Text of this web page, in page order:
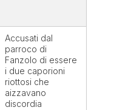
Accusati dal
parroco di
Fanzolo di essere
i due caporioni
riottosi che
aizzavano
discordia